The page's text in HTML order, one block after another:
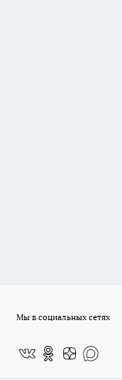
Мы в социальных сетях